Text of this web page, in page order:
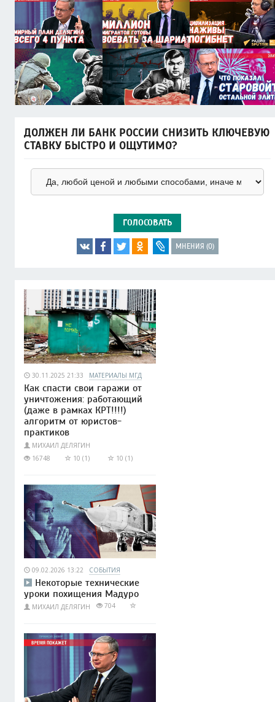
ДОЛЖЕН ЛИ БАНК РОССИИ СНИЗИТЬ КЛЮЧЕВУЮ
СТАВКУ БЫСТРО И ОЩУТИМО?
ГОЛОСОВАТЬ
МНЕНИЯ (0)
30.11.2025 21:33 МАТЕРИАЛЫ МГД
Как спасти свои гаражи от
уничтожения: работающий
(даже в рамках КРТ!!!!)
алгоритм от юристов-
практиков
МИХАИЛ ДЕЛЯГИН
16748
10 (1) 10 (1)
09.02.2026 13:22 СОБЫТИЯ
Некоторые технические
уроки похищения Мадуро
МИХАИЛ ДЕЛЯГИН 704